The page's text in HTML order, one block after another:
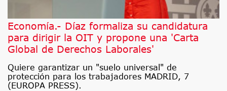
Economía.- Díaz formaliza su candidatura
para dirigir la OIT y propone una 'Carta
Global de Derechos Laborales'
Quiere garantizar un "suelo universal" de
protección para los trabajadores MADRID, 7
(EUROPA PRESS).